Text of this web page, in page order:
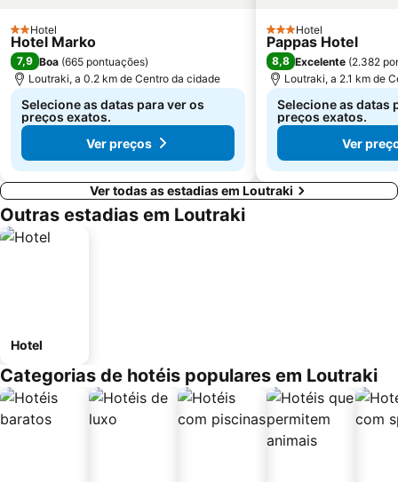
2 Estrelas
Hotel
Hotel Marko
7,9 Boa (665 pontuações)
Loutraki, a 0.2 km de Centro da cidade
Selecione as datas para ver os
preços exatos.
Ver preços
3 Estrelas
Hotel
Pappas Hotel
8,8 Excelente (2.382
Loutraki, a 2.1 km de
Selecione as datas
preços exatos.
Ver
Ver todas as estadias em Loutraki
Outras estadias em Loutraki
Hotel
Categorias de hotéis populares em Loutraki